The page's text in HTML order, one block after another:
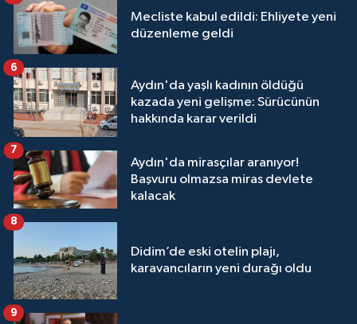
Mecliste kabul edildi: Ehliyete yeni
düzenleme geldi
Aydın'da yaşlı kadının öldüğü
kazada yeni gelişme: Sürücünün
hakkında karar verildi
6
Aydın'da mirasçılar aranıyor!
Başvuru olmazsa miras devlete
kalacak
7
Didim’de eski otelin plajı,
karavancıların yeni durağı oldu
8
9